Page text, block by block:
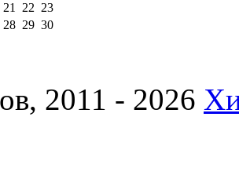
21 22 23
28 29 30
2011 - 2026